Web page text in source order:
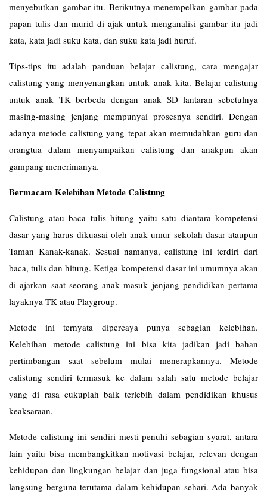
menyebutkan gambar itu. Berikutnya menempelkan gambar pada
papan tulis dan murid di ajak untuk menganalisi gambar itu jadi
kata, kata jadi suku kata, dan suku kata jadi huruf.
Tips-tips itu adalah panduan belajar calistung, cara mengajar
calistung yang menyenangkan untuk anak kita. Belajar calistung
untuk anak TK berbeda dengan anak SD lantaran sebetulnya
masing-masing jenjang mempunyai prosesnya sendiri. Dengan
adanya metode calistung yang tepat akan memudahkan guru dan
orangtua dalam menyampaikan calistung dan anakpun akan
gampang menerimanya.
Bermacam Kelebihan Metode Calistung
Calistung atau baca tulis hitung yaitu satu diantara kompetensi
dasar yang harus dikuasai oleh anak umur sekolah dasar ataupun
Taman Kanak-kanak. Sesuai namanya, calistung ini terdiri dari
baca, tulis dan hitung. Ketiga kompetensi dasar ini umumnya akan
di ajarkan saat seorang anak masuk jenjang pendidikan pertama
layaknya TK atau Playgroup.
Metode ini ternyata dipercaya punya sebagian kelebihan.
Kelebihan metode calistung ini bisa kita jadikan jadi bahan
pertimbangan saat sebelum mulai menerapkannya. Metode
calistung sendiri termasuk ke dalam salah satu metode belajar
yang di rasa cukuplah baik terlebih dalam pendidikan khusus
keaksaraan.
Metode calistung ini sendiri mesti penuhi sebagian syarat, antara
lain yaitu bisa membangkitkan motivasi belajar, relevan dengan
kehidupan dan lingkungan belajar dan juga fungsional atau bisa
langsung berguna terutama dalam kehidupan sehari. Ada banyak